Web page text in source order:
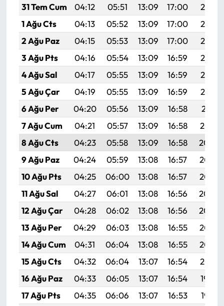
31 Tem Cum
04:12 05:51 13:09 17:00
20:18
1 Ağu Cts
04:13 05:52 13:09 17:00
20:17
2 Ağu Paz
04:15 05:53 13:09 17:00
20:16
3 Ağu Pts
04:16 05:54 13:09 16:59
20:15
4 Ağu Sal
04:17 05:55 13:09 16:59
20:14
5 Ağu Çar
04:19 05:55 13:09 16:59
20:12
6 Ağu Per
04:20 05:56 13:09 16:58
20:11
7 Ağu Cum
04:21 05:57 13:09 16:58
20:10
8 Ağu Cts
04:23 05:58 13:09 16:58
20:09
9 Ağu Paz
04:24 05:59 13:08 16:57
20:08
10 Ağu Pts
04:25 06:00 13:08 16:57
20:07
11 Ağu Sal
04:27 06:01 13:08 16:56
20:06
12 Ağu Çar
04:28 06:02 13:08 16:56
20:04
13 Ağu Per
04:29 06:03 13:08 16:55
20:03
14 Ağu Cum
04:31 06:04 13:08 16:55
20:02
15 Ağu Cts
04:32 06:04 13:07 16:54
20:01
16 Ağu Paz
04:33 06:05 13:07 16:54
19:59
17 Ağu Pts
04:35 06:06 13:07 16:53
19:58